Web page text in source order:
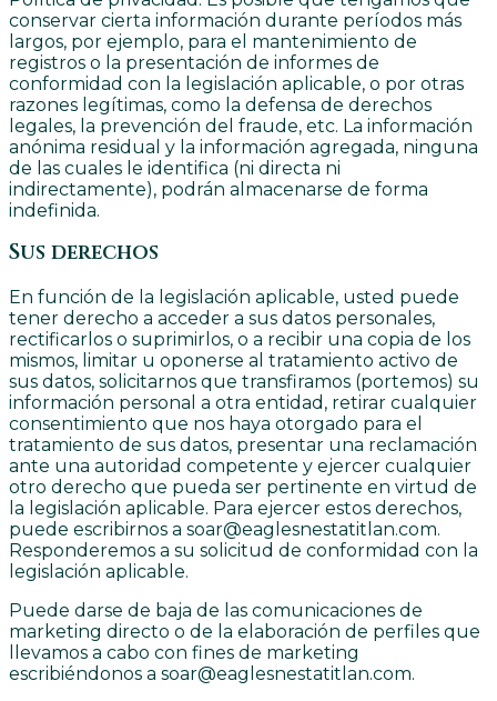
conservar cierta información durante períodos más
largos, por ejemplo, para el mantenimiento de
registros o la presentación de informes de
conformidad con la legislación aplicable, o por otras
razones legítimas, como la defensa de derechos
legales, la prevención del fraude, etc. La información
anónima residual y la información agregada, ninguna
de las cuales le identifica (ni directa ni
indirectamente), podrán almacenarse de forma
indefinida.
Sus derechos
En función de la legislación aplicable, usted puede
tener derecho a acceder a sus datos personales,
rectificarlos o suprimirlos, o a recibir una copia de los
mismos, limitar u oponerse al tratamiento activo de
sus datos, solicitarnos que transfiramos (portemos) su
información personal a otra entidad, retirar cualquier
consentimiento que nos haya otorgado para el
tratamiento de sus datos, presentar una reclamación
ante una autoridad competente y ejercer cualquier
otro derecho que pueda ser pertinente en virtud de
la legislación aplicable. Para ejercer estos derechos,
puede escribirnos a soar@eaglesnestatitlan.com.
Responderemos a su solicitud de conformidad con la
legislación aplicable.
Puede darse de baja de las comunicaciones de
marketing directo o de la elaboración de perfiles que
llevamos a cabo con fines de marketing
escribiéndonos a soar@eaglesnestatitlan.com.